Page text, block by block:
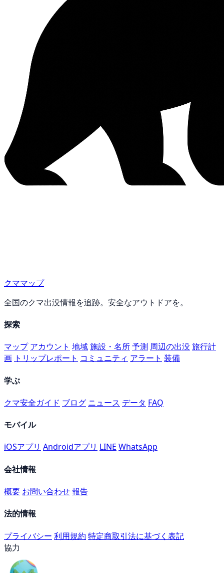
クママップ
全国のクマ出没情報を追跡。安全なアウトドアを。
探索
マップ アカウント 地域施設・名所予測 周辺の出没旅行計
画 トリップレポート コミュニティ アラート 装備
学ぶ
クマ安全ガイド ブログ ニュース データ FAQ
モバイル
iOSアプリ Androidアプリ LINE WhatsApp
会社情報
概要 お問い合わせ報告
法的情報
プライバシー 利用規約 特定商取引法に基づく表記
協力